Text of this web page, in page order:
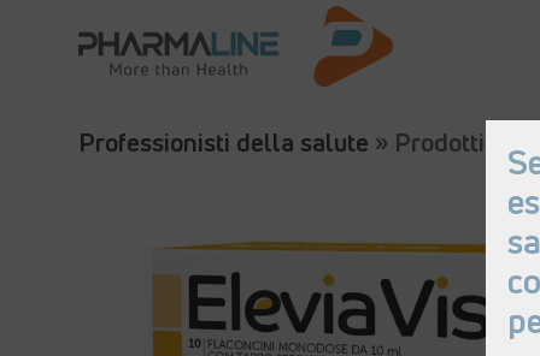
Professionisti della salute » Prodotti »